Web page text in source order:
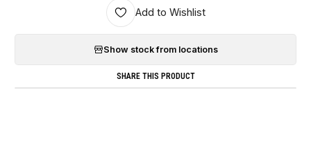
Add to Wishlist
Show stock from locations
SHARE THIS PRODUCT